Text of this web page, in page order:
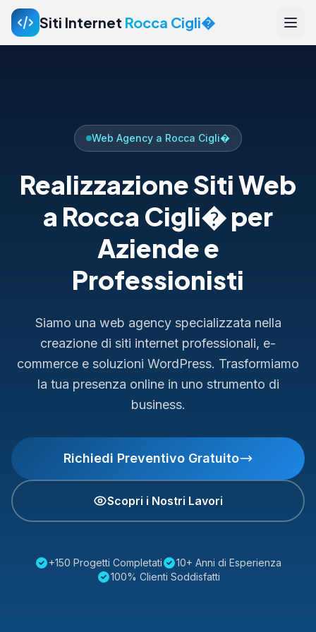
Siti Internet Rocca Cigli�
Web Agency a Rocca Cigli�
Realizzazione Siti Web
a Rocca Cigli� per
Aziende e
Professionisti
Siamo una web agency specializzata nella
creazione di siti internet professionali, e-
commerce e soluzioni WordPress. Trasformiamo
la tua presenza online in uno strumento di
business.
Richiedi Preventivo Gratuito
Scopri i Nostri Lavori
+150 Progetti Completati
10+ Anni di Esperienza
100% Clienti Soddisfatti